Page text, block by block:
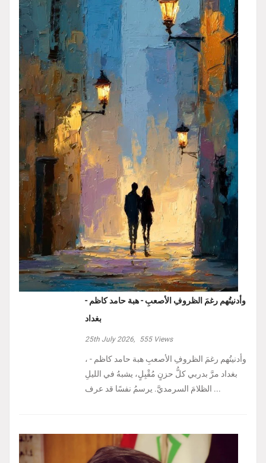
وأدنيتُهم رغمَ الظروفِ الأصعبِ - هبة حامد كاظم -
بغداد
25th July 2026, 555Views
، وأدنيتُهم رغمَ الظروفِ الأصعبِ هبة حامد كاظم -
بغداد مرَّ بدربي كلُّ حزنٍ مُقْبِلٍ، يشبهُ في الليلِ
الظلامَ السرمديَّ. يرسمُ نفسًا قد عرف ...